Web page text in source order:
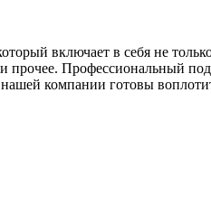
включает в себя не
прочее. Профессиональный
компании готовы